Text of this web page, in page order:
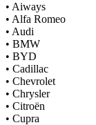
• Aiways
• Alfa Romeo
• Audi
• BMW
• BYD
• Cadillac
• Chevrolet
• Chrysler
• Citroën
• Cupra